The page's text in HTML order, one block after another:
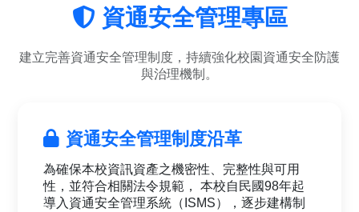
資通安全管理專區
建立完善資通安全管理制度，持續強化校園資通安全防護
與治理機制。
資通安全管理制度沿革
為確保本校資訊資產之機密性、完整性與可用
性，並符合相關法令規範， 本校自民國98年起
導入資通安全管理系統（ISMS），逐步建構制